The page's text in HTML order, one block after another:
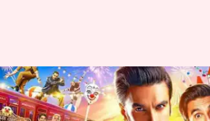
रणवीर सिंह की
क्या है रोहित शेट्टी की